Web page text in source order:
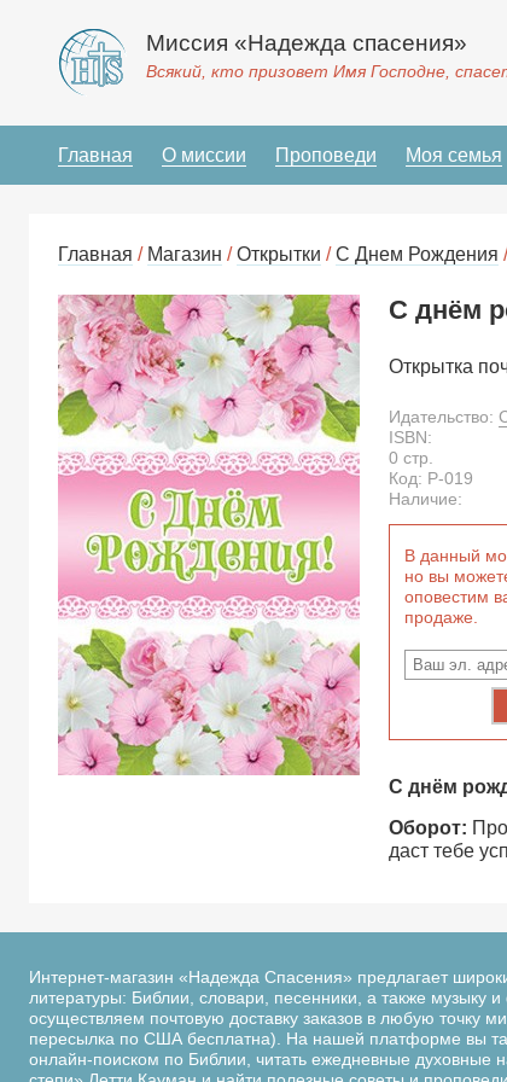
Миссия «Надежда спасения»
Всякий, кто призовет Имя Господне,
Главная О миссии Проповеди Моя семья
Главная / Магазин /Открытки /С Днем Рождения
С днём
Открытка
Идательство:
ISBN:
0 стр.
Код: P-019
Наличие:
В данный
но вы
оповестим
продаже.
С днём
Оборот:
даст тебе
Интернет-магазин «Надежда Спасения» предлагает
литературы: Библии, словари, песенники, а также
осуществляем почтовую доставку заказов в любую точку
пересылка по США бесплатна). На нашей платформе вы
онлайн-поиском по Библии, читать ежедневные духовные